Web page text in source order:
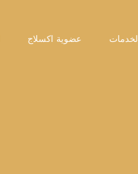
عضوية اكسلاج الخدمات